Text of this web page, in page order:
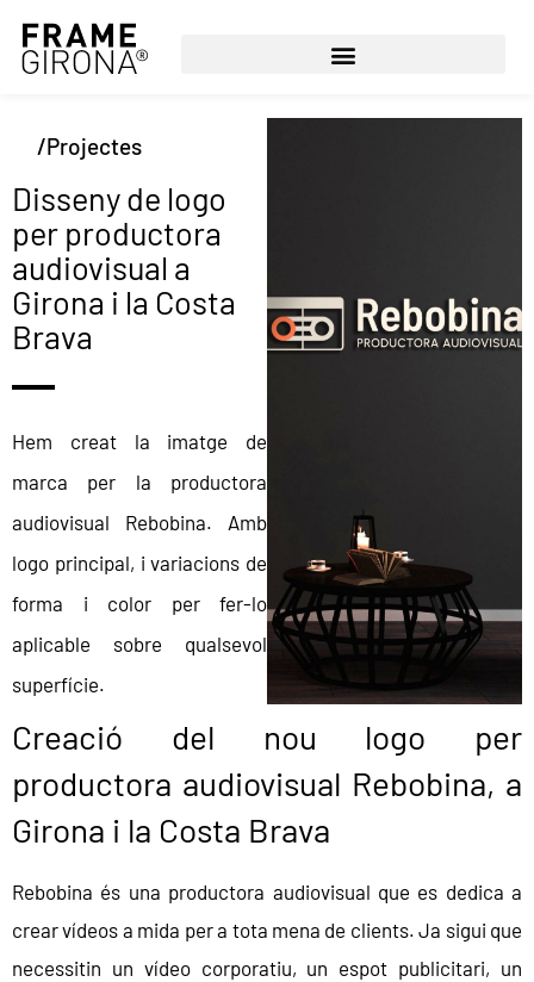
/Projectes
Disseny de logo
per productora
audiovisual a
Girona i la Costa
Brava
Hem creat la imatge de
marca per la productora
audiovisual Rebobina. Amb
logo principal, i variacions de
forma i color per fer-lo
aplicable sobre qualsevol
superfície.
Creació del nou logo per
productora audiovisual Rebobina, a
Girona i la Costa Brava
Rebobina és una productora audiovisual que es dedica a
crear vídeos a mida per a tota mena de clients. Ja sigui que
necessitin un vídeo corporatiu, un espot publicitari, un